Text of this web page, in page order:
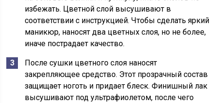
избежать. Цветной слой высушивают в
соответствии с инструкцией. Чтобы сделать яркий
маникюр, наносят два цветных слоя, но не более,
иначе пострадает качество.
После сушки цветного слоя наносят
закрепляющее средство. Этот прозрачный состав
защищает ноготь и придает блеск. Финишный лак
высушивают под ультрафиолетом, после чего